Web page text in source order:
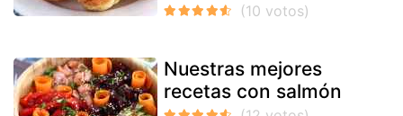
Nuestras mejores
recetas con salmón